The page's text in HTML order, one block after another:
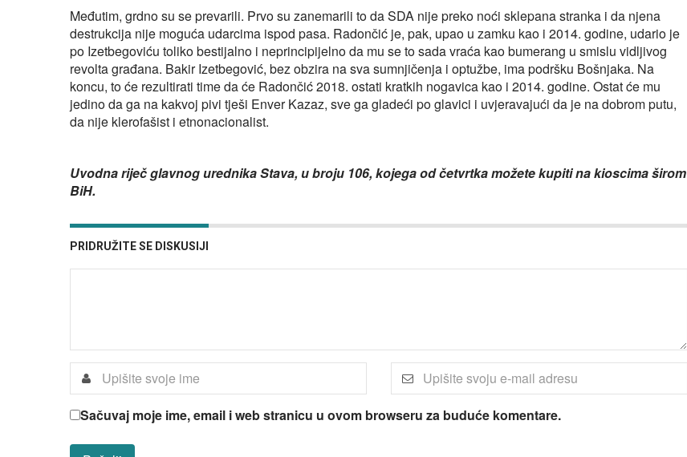
Međutim, grdno su se prevarili. Prvo su zanemarili to da SDA nije preko noći sklepana stranka i da njena
destrukcija nije moguća udarcima ispod pasa. Radončić je, pak, upao u zamku kao i 2014. godine, udario je
po Izetbegoviću toliko bestijalno i neprincipijelno da mu se to sada vraća kao bumerang u smislu vidljivog
revolta građana. Bakir Izetbegović, bez obzira na sva sumnjičenja i optužbe, ima podršku Bošnjaka. Na
koncu, to će rezultirati time da će Radončić 2018. ostati kratkih nogavica kao i 2014. godine. Ostat će mu
jedino da ga na kakvoj pivi tješi Enver Kazaz, sve ga gladeći po glavici i uvjeravajući da je na dobrom putu,
da nije klerofašist i etnonacionalist.
Uvodna riječ glavnog urednika Stava, u broju 106, kojega od četvrtka možete kupiti na kioscima širom
BiH.
PRIDRUŽITE SE DISKUSIJI
Sačuvaj moje ime, email i web stranicu u ovom browseru za buduće komentare.